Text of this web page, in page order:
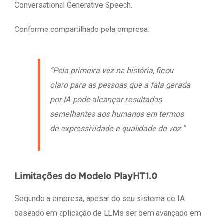
Conversational Generative Speech.
Conforme compartilhado pela empresa:
“Pela primeira vez na história, ficou
claro para as pessoas que a fala gerada
por IA pode alcançar resultados
semelhantes aos humanos em termos
de expressividade e qualidade de voz.”
Limitações do Modelo PlayHT1.0
Segundo a empresa, apesar do seu sistema de IA
baseado em aplicação de LLMs ser bem avançado em